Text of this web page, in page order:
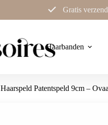
Gratis
Haarbanden
Haarspeld Patentspeld 9cm –